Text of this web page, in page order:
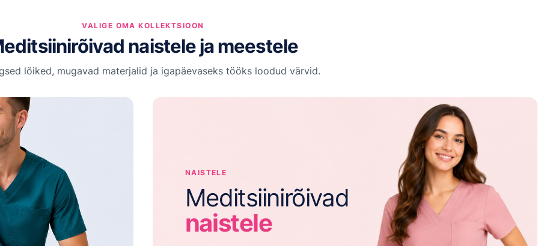
VALIGE OMA KOLLEKTSIOON
naistele ja meestele
lõiked, mugavad materjalid ja igapäevaseks tööks loodud värvid.
NAISTELE
Meditsiinirõivad
naistele